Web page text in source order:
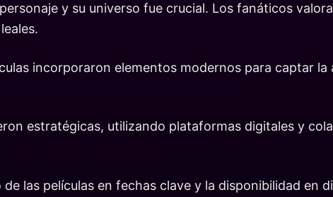
y su universo fue crucial. Los fanáticos
incorporaron elementos modernos para captar la
estratégicas, utilizando plataformas digitales y
las películas en fechas clave y la disponibilidad en